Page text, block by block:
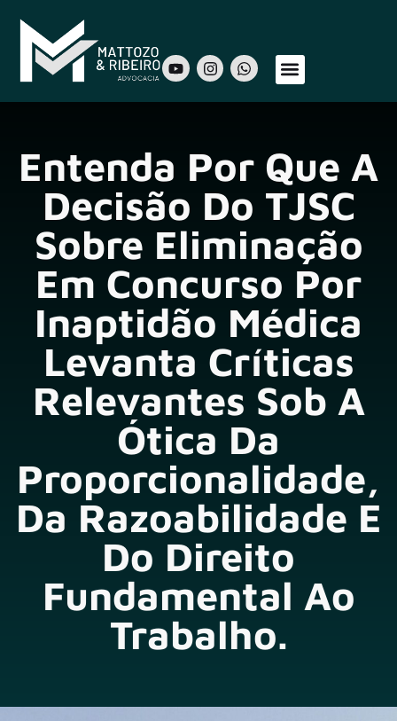
Entenda Por Que A
Decisão Do TJSC
Sobre Eliminação
Em Concurso Por
Inaptidão Médica
Levanta Críticas
Relevantes Sob A
Ótica Da
Proporcionalidade,
Da Razoabilidade E
Do Direito
Fundamental Ao
Trabalho.